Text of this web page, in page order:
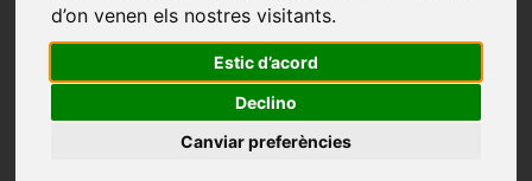
d’on venen els nostres visitants.
Estic d’acord
Declino
Canviar preferències